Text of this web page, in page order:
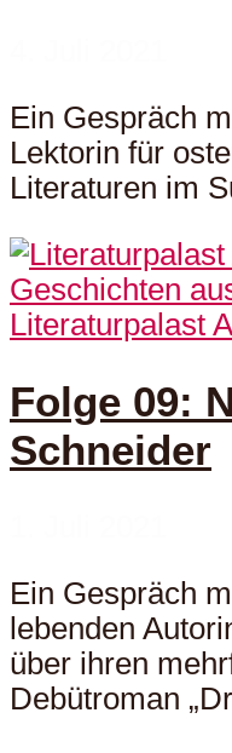
Ein Gespräch
Lektorin für
Literaturen im
Literaturpalast
Folge 09:
Schneider
Ein Gespräch
lebenden
über ihren
Debütroman